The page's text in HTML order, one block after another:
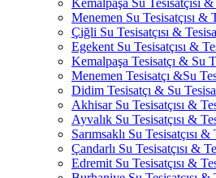
Kemalpaşa Su Tesisatçısı
Menemen Su Tesisatçısı &
Çiğli Su Tesisatçısı &
Egekent Su Tesisatçısı &
Kemalpaşa Tesisatçı & Su
Menemen Tesisatçı &Su
Didim Tesisatçı & Su
Akhisar Su Tesisatçısı &
Ayvalık Su Tesisatçısı &
Sarımsaklı Su Tesisatçısı
Çandarlı Su Tesisatçısı &
Edremit Su Tesisatçısı &